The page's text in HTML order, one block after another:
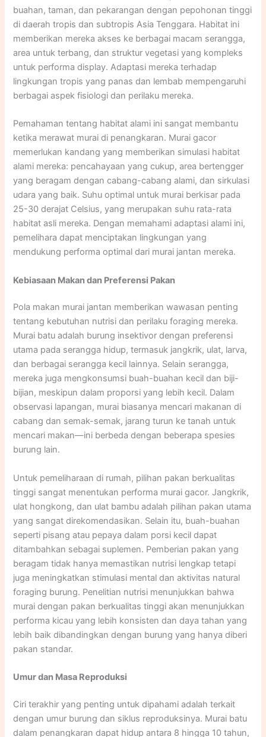
buahan, taman, dan pekarangan dengan pepohonan tinggi
di daerah tropis dan subtropis Asia Tenggara. Habitat ini
memberikan mereka akses ke berbagai macam serangga,
area untuk terbang, dan struktur vegetasi yang kompleks
untuk performa display. Adaptasi mereka terhadap
lingkungan tropis yang panas dan lembab mempengaruhi
berbagai aspek fisiologi dan perilaku mereka.​
Pemahaman tentang habitat alami ini sangat membantu
ketika merawat murai di penangkaran. Murai gacor
memerlukan kandang yang memberikan simulasi habitat
alami mereka: pencahayaan yang cukup, area bertengger
yang beragam dengan cabang-cabang alami, dan sirkulasi
udara yang baik. Suhu optimal untuk murai berkisar pada
25-30 derajat Celsius, yang merupakan suhu rata-rata
habitat asli mereka. Dengan memahami adaptasi alami ini,
pemelihara dapat menciptakan lingkungan yang
mendukung performa optimal dari murai jantan mereka.
Kebiasaan Makan dan Preferensi Pakan
Pola makan murai jantan memberikan wawasan penting
tentang kebutuhan nutrisi dan perilaku foraging mereka.
Murai batu adalah burung insektivor dengan preferensi
utama pada serangga hidup, termasuk jangkrik, ulat, larva,
dan berbagai serangga kecil lainnya. Selain serangga,
mereka juga mengkonsumsi buah-buahan kecil dan biji-
bijian, meskipun dalam proporsi yang lebih kecil. Dalam
observasi lapangan, murai biasanya mencari makanan di
cabang dan semak-semak, jarang turun ke tanah untuk
mencari makan—ini berbeda dengan beberapa spesies
burung lain.​
Untuk pemeliharaan di rumah, pilihan pakan berkualitas
tinggi sangat menentukan performa murai gacor. Jangkrik,
ulat hongkong, dan ulat bambu adalah pilihan pakan utama
yang sangat direkomendasikan. Selain itu, buah-buahan
seperti pisang atau pepaya dalam porsi kecil dapat
ditambahkan sebagai suplemen. Pemberian pakan yang
beragam tidak hanya memastikan nutrisi lengkap tetapi
juga meningkatkan stimulasi mental dan aktivitas natural
foraging burung. Penelitian nutrisi menunjukkan bahwa
murai dengan pakan berkualitas tinggi akan menunjukkan
performa kicau yang lebih konsisten dan daya tahan yang
lebih baik dibandingkan dengan burung yang hanya diberi
pakan standar.
Umur dan Masa Reproduksi
Ciri terakhir yang penting untuk dipahami adalah terkait
dengan umur burung dan siklus reproduksinya. Murai batu
dalam penangkaran dapat hidup antara 8 hingga 10 tahun,